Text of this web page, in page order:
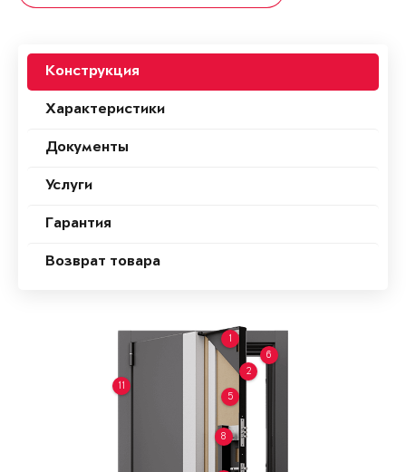
Конструкция
Характеристики
Документы
Услуги
Гарантия
Возврат товара
1
2
5
6
8
11